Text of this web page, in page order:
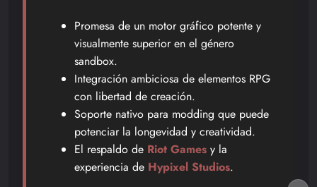
Promesa de un motor gráfico potente y
visualmente superior en el género
sandbox.
Integración ambiciosa de elementos RPG
con libertad de creación.
Soporte nativo para modding que puede
potenciar la longevidad y creatividad.
El respaldo de Riot Games y la
experiencia de Hypixel Studios.